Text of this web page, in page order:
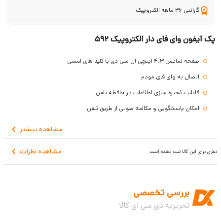
گارانتی 36 ماهه الکتروپیک
پک آیفون وای فای دار الکتروپیک 592
صفحه نمایش 4.3 اینچی ال سی دی با کلید های لمسی
اتصال به وای فای مودم
قابلیت ذخیره سازی اطلاعات در حافظه تلفن
امکان پاسخگویی و مکالمه صوتی از طریق تلفن
دارای پیغامگیر
اتصال به دو ورودی پنل زنگ و یک ورودی دوربین
مشاهده بیشتر
مشاهده نظرات نظری برای این کالا ثبت نشده است
بررسی تخصصی
تحریریه دی سی ای کالا